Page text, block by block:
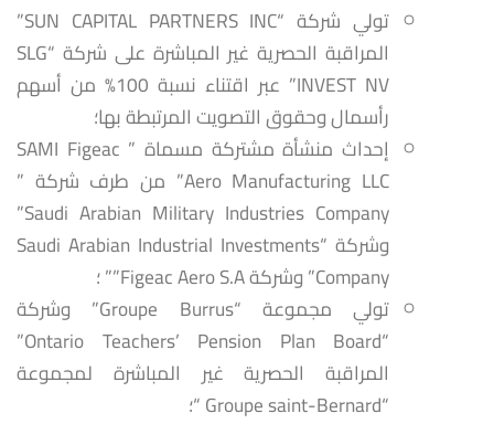
تولي شركة “SUN CAPITAL PARTNERS INC”
المراقبة الحصرية غير المباشرة على شركة “SLG
INVEST NV” عبر اقتناء نسبة 100% من أسهم
رأسمال وحقوق التصويت المرتبطة بها؛
إحداث منشأة مشتركة مسماة ” SAMI Figeac
Aero Manufacturing LLC” من طرف شركة ”
Saudi Arabian Military Industries Company”
وشركة “Saudi Arabian Industrial Investments
Company” وشركة Figeac Aero S.A”” ؛
تولي مجموعة “Groupe Burrus” وشركة
“Ontario Teachers’ Pension Plan Board”
المراقبة الحصرية غير المباشرة لمجموعة
“Groupe saint-Bernard “؛